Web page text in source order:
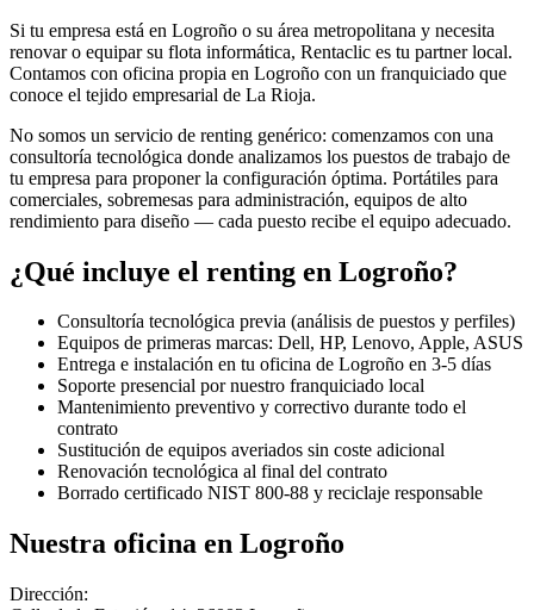
Si tu empresa está en Logroño o su área metropolitana y necesita
renovar o equipar su flota informática, Rentaclic es tu partner local.
Contamos con oficina propia en Logroño con un franquiciado que
conoce el tejido empresarial de La Rioja.
No somos un servicio de renting genérico: comenzamos con una
consultoría tecnológica donde analizamos los puestos de trabajo de
tu empresa para proponer la configuración óptima. Portátiles para
comerciales, sobremesas para administración, equipos de alto
rendimiento para diseño — cada puesto recibe el equipo adecuado.
¿Qué incluye el renting en Logroño?
Consultoría tecnológica previa (análisis de puestos y perfiles)
Equipos de primeras marcas: Dell, HP, Lenovo, Apple, ASUS
Entrega e instalación en tu oficina de Logroño en 3-5 días
Soporte presencial por nuestro franquiciado local
Mantenimiento preventivo y correctivo durante todo el
contrato
Sustitución de equipos averiados sin coste adicional
Renovación tecnológica al final del contrato
Borrado certificado NIST 800-88 y reciclaje responsable
Nuestra oficina en Logroño
Dirección: